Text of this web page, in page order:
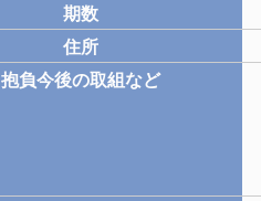
期数
住所
抱負今後の取組など